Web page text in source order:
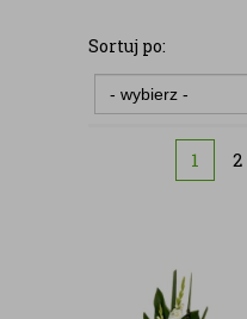
Sortuj po:
1 2